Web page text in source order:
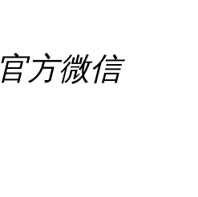
方微信